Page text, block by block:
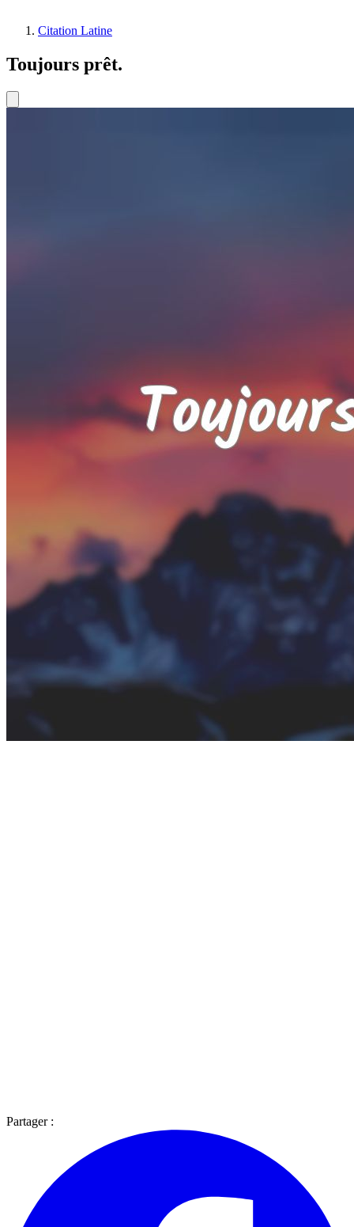
Citation Latine
Toujours prêt.
Partager :